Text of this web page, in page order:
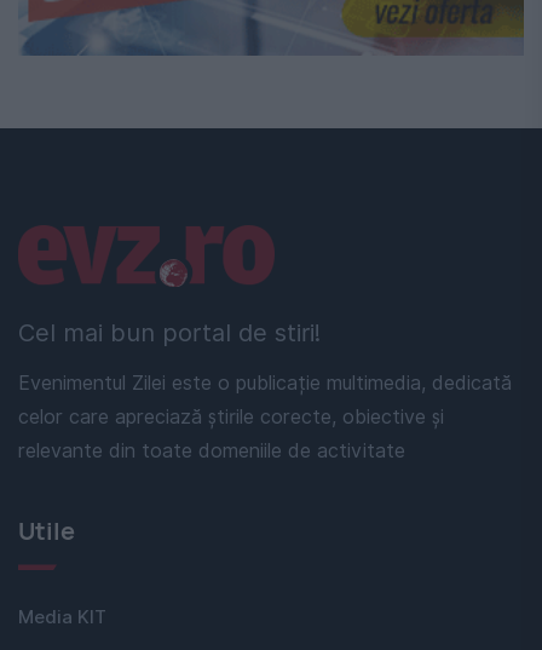
Cel mai bun portal de stiri!
Evenimentul Zilei este o publicație multimedia, dedicată
celor care apreciază știrile corecte, obiective și
relevante din toate domeniile de activitate
Linkuri utile
Utile
Media KIT